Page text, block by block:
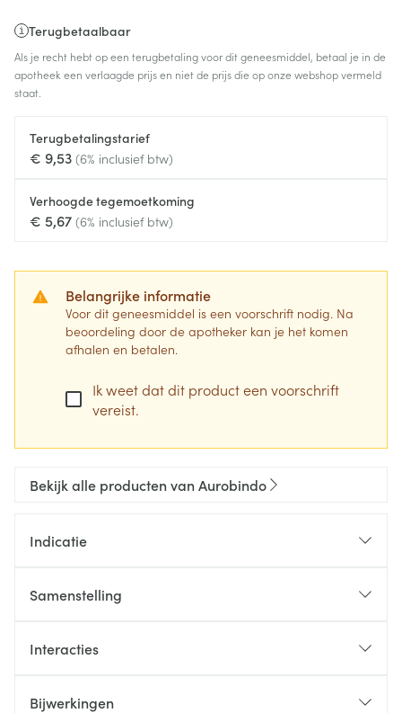
Terugbetaalbaar
Als je recht hebt op een terugbetaling voor dit geneesmiddel, betaal je in de
apotheek een verlaagde prijs en niet de prijs die op onze webshop vermeld
staat.
Terugbetalingstarief
€ 9,53 (6% inclusief btw)
Verhoogde tegemoetkoming
€ 5,67 (6% inclusief btw)
Belangrijke informatie
Voor dit geneesmiddel is een voorschrift nodig. Na
beoordeling door de apotheker kan je het komen
afhalen en betalen.
Ik weet dat dit product een voorschrift
vereist.
Bekijk alle producten van Aurobindo
Indicatie
Samenstelling
Interacties
Bijwerkingen